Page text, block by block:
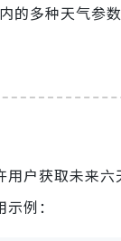
多种天气参
户获取未来
例：